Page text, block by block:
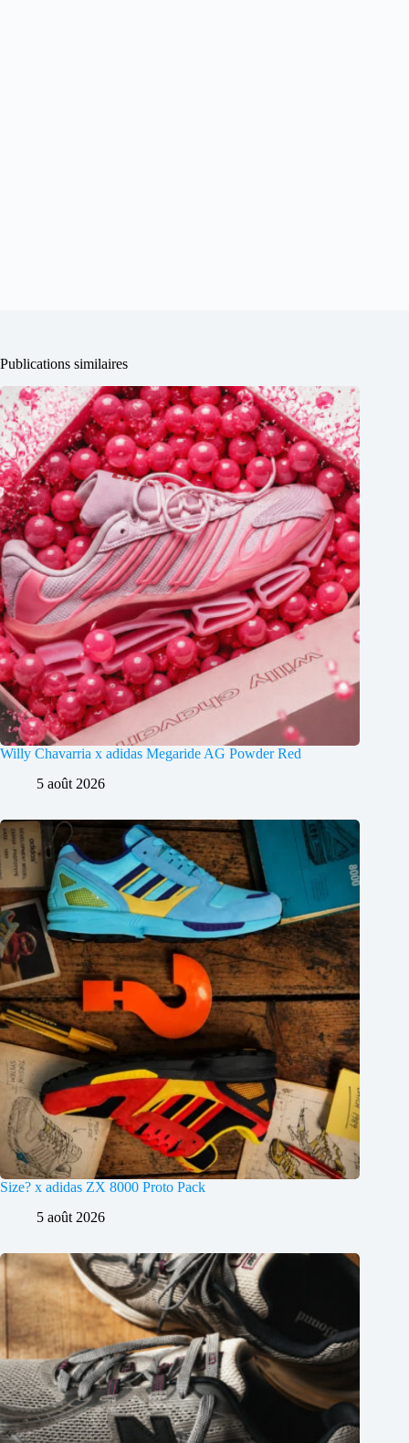
Publications similaires
Willy Chavarria x adidas Megaride AG Powder Red
5 août 2026
Size? x adidas ZX 8000 Proto Pack
5 août 2026